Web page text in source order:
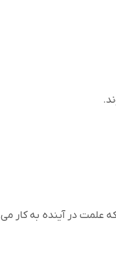
علمت در آینده به کار می